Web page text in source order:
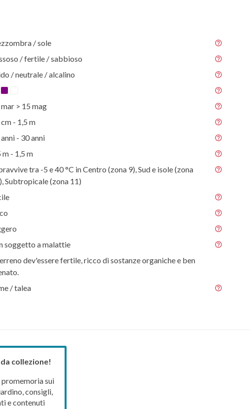
/ sole
/ fertile / sabbioso
/ neutrale / alcalino
> 15 mag
- 1,5 m
- 30 anni
m - 1,5 m
tra -5 e 40 °C in Centro (zona 9), Sud e isole (zona
Subtropicale (zona 11)
soggetto a malattie
dev'essere fertile, ricco di sostanze organiche e ben
/ talea
collezione!
sui
consigli,
e contenuti